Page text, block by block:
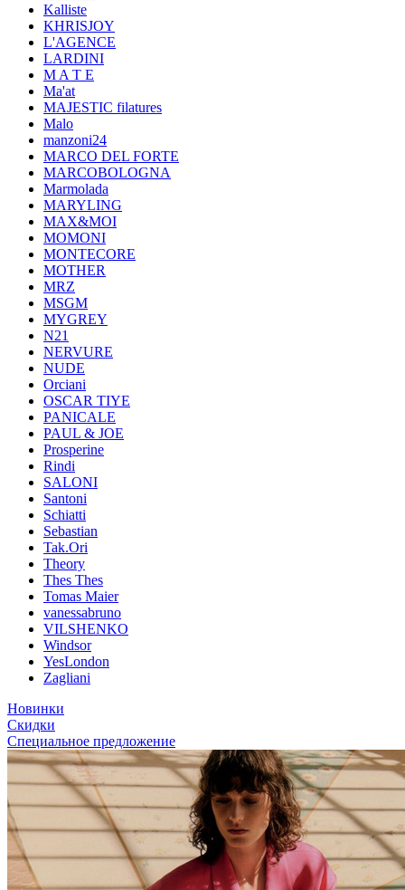
Kalliste
KHRISJOY
L'AGENCE
LARDINI
M A T E
Ma'at
MAJESTIC filatures
Malo
manzoni24
MARCO DEL FORTE
MARCOBOLOGNA
Marmolada
MARYLING
MAX&MOI
MOMONI
MONTECORE
MOTHER
MRZ
MSGM
MYGREY
N21
NERVURE
NUDE
Orciani
OSCAR TIYE
PANICALE
PAUL & JOE
Prosperine
Rindi
SALONI
Santoni
Schiatti
Sebastian
Tak.Ori
Theory
Thes Thes
Tomas Maier
vanessabruno
VILSHENKO
Windsor
YesLondon
Zagliani
Новинки
Скидки
Специальное предложение